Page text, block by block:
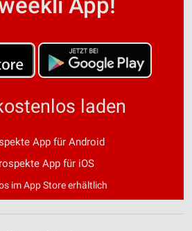
laden
App für Android
App für iOS
im App Store erhältlich